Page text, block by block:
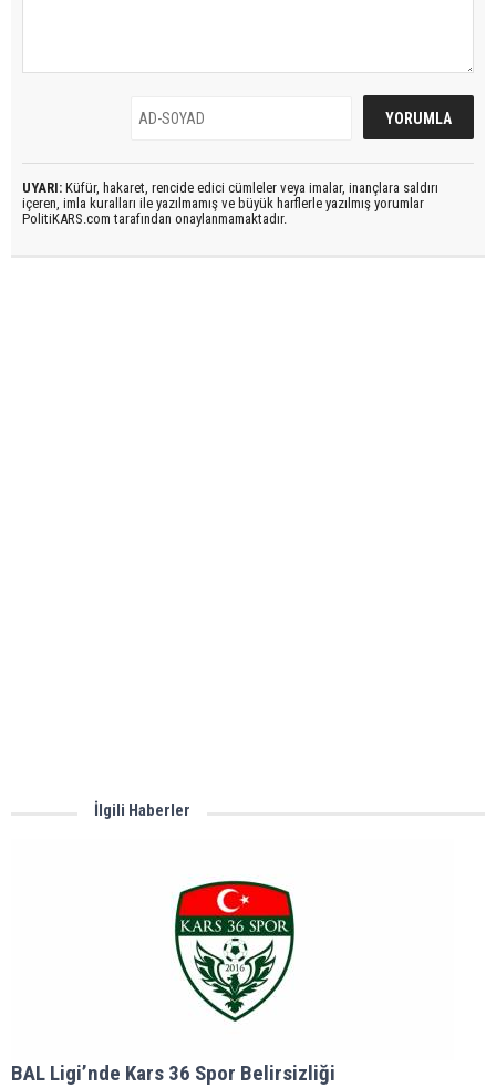
UYARI: Küfür, hakaret, rencide edici cümleler veya imalar, inançlara saldırı
içeren, imla kuralları ile yazılmamış ve büyük harflerle yazılmış yorumlar
PolitiKARS.com tarafından onaylanmamaktadır.
İlgili Haberler
BAL Ligi’nde Kars 36 Spor Belirsizliği